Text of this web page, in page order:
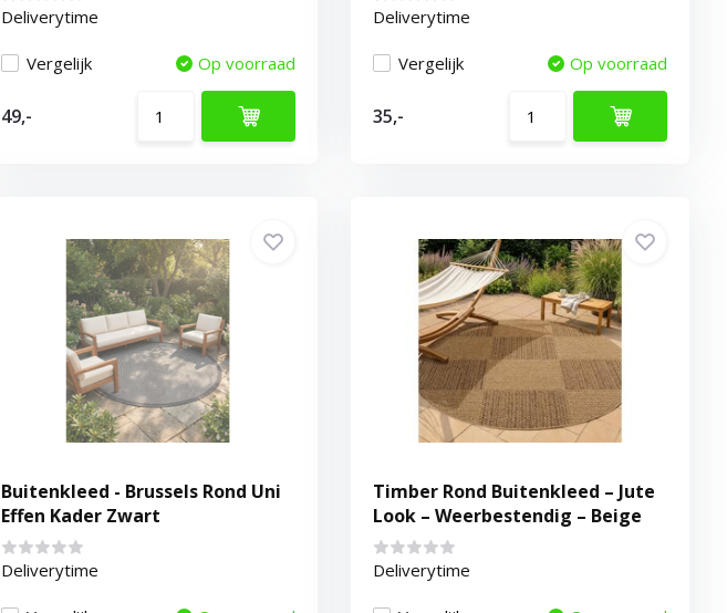
Deliverytime
Vergelijk Op voorraad
49,-
Deliverytime
Vergelijk Op voorraad
35,-
Buitenkleed - Brussels Rond Uni
Effen Kader Zwart
Deliverytime
Timber Rond Buitenkleed – Jute
Look – Weerbestendig – Beige
Deliverytime